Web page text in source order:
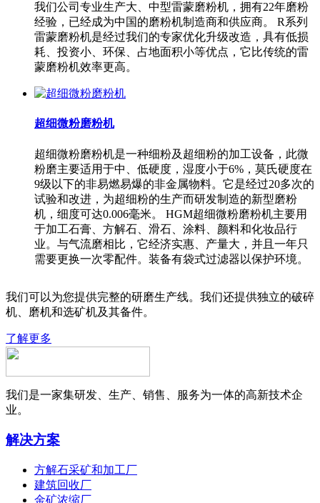
我们公司专业生产大、中型雷蒙磨粉机，拥有22年磨粉
经验，已经成为中国的磨粉机制造商和供应商。 R系列
雷蒙磨粉机是经过我们的专家优化升级改造，具有低损
耗、投资小、环保、占地面积小等优点，它比传统的雷
蒙磨粉机效率更高。
超细微粉磨粉机
超细微粉磨粉机是一种细粉及超细粉的加工设备，此微
粉磨主要适用于中、低硬度，湿度小于6%，莫氏硬度在
9级以下的非易燃易爆的非金属物料。它是经过20多次的
试验和改进，为超细粉的生产而研发制造的新型磨粉
机，细度可达0.006毫米。 HGM超细微粉磨粉机主要用
于加工石膏、方解石、滑石、涂料、颜料和化妆品行
业。与气流磨相比，它经济实惠、产量大，并且一年只
需要更换一次零配件。装备有袋式过滤器以保护环境。
我们可以为您提供完整的研磨生产线。我们还提供独立的破碎
机、磨机和选矿机及其备件。
了解更多
我们是一家集研发、生产、销售、服务为一体的高新技术企
业。
解决方案
方解石采矿和加工厂
建筑回收厂
金矿浓缩厂